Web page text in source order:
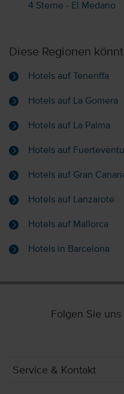
4 Sterne - El Medano
Diese Regionen
Hotels auf Teneriffa
Hotels auf La Gomera
Hotels auf La Palma
Hotels auf
Hotels auf Gran
Hotels auf Lanzarote
Hotels auf Mallorca
Hotels in Barcelona
Folgen Sie uns
Service & Kontakt